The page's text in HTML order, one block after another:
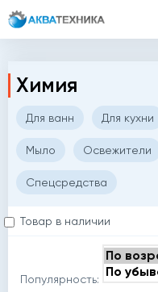
Главная Каталог
Химия
Для ванн Для кухни
Мыло Освежители
Спецсредства
Товар в наличии
Популярность: